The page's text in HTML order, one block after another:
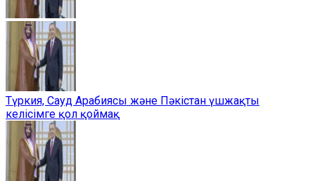
Түркия, Сауд Арабиясы және Пәкістан үшжақты
келісімге қол қоймақ